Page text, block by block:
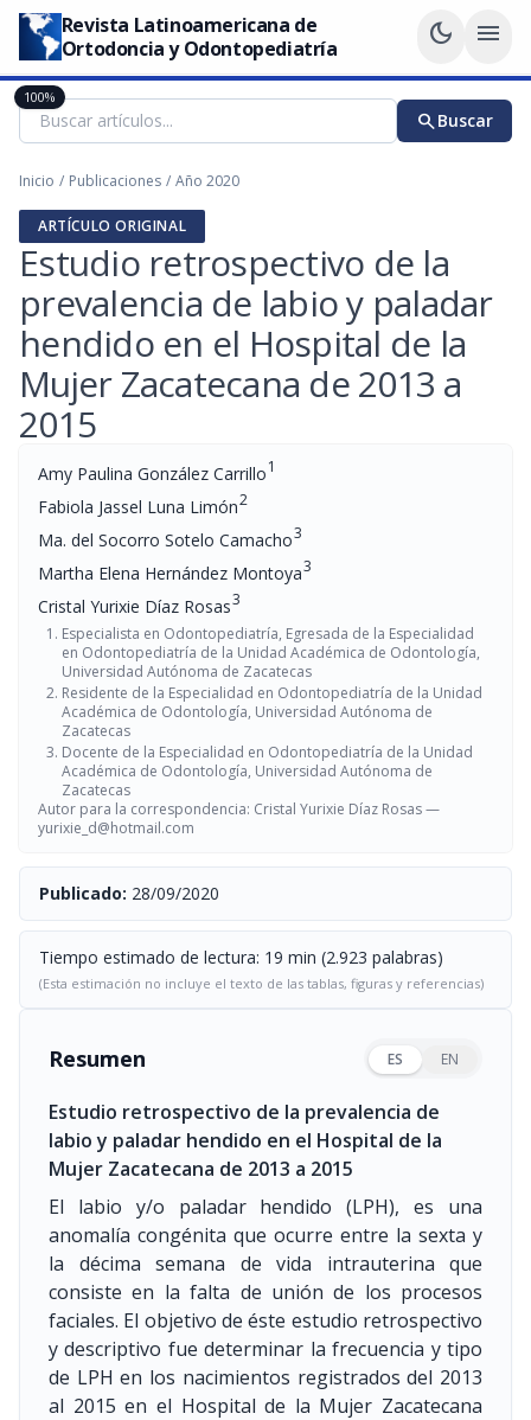
Revista Latinoamericana de
Ortodoncia y Odontopediatría
dark_mode menu
searchBuscar
Inicio / Publicaciones / Año 2020
ARTÍCULO ORIGINAL
Estudio retrospectivo de la
prevalencia de labio y paladar
hendido en el Hospital de la
Mujer Zacatecana de 2013 a
2015
Amy Paulina González Carrillo1
Fabiola Jassel Luna Limón2
Ma. del Socorro Sotelo Camacho3
Martha Elena Hernández Montoya3
Cristal Yurixie Díaz Rosas3
Especialista en Odontopediatría, Egresada de la Especialidad
en Odontopediatría de la Unidad Académica de Odontología,
Universidad Autónoma de Zacatecas
Residente de la Especialidad en Odontopediatría de la Unidad
Académica de Odontología, Universidad Autónoma de
Zacatecas
Docente de la Especialidad en Odontopediatría de la Unidad
Académica de Odontología, Universidad Autónoma de
Zacatecas
Autor para la correspondencia: Cristal Yurixie Díaz Rosas —
yurixie_d@hotmail.com
Publicado: 28/09/2020
Tiempo estimado de lectura: 19 min (2.923 palabras)
(Esta estimación no incluye el texto de las tablas, figuras y referencias)
Resumen ES EN
Estudio retrospectivo de la prevalencia de
labio y paladar hendido en el Hospital de la
Mujer Zacatecana de 2013 a 2015
El labio y/o paladar hendido (LPH), es una
anomalía congénita que ocurre entre la sexta y
la décima semana de vida intrauterina que
consiste en la falta de unión de los procesos
faciales. El objetivo de éste estudio retrospectivo
y descriptivo fue determinar la frecuencia y tipo
de LPH en los nacimientos registrados del 2013
al 2015 en el Hospital de la Mujer Zacatecana
100%